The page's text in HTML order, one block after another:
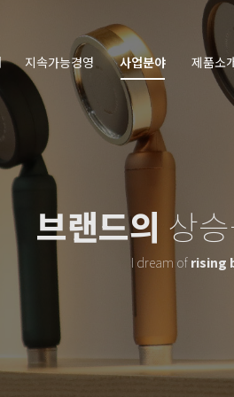
지속가능경영 사업분야 제품소
브랜드의 상
I dream of rising